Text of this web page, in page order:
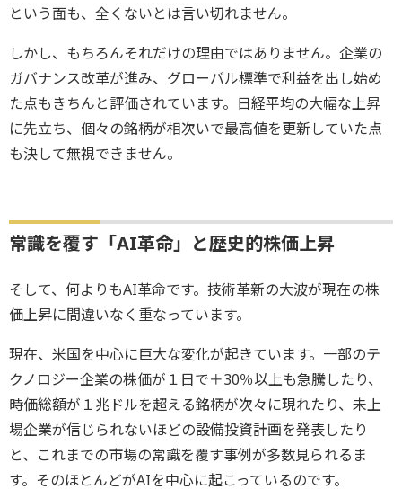
という面も、全くないとは言い切れません。
しかし、もちろんそれだけの理由ではありません。企業の
ガバナンス改革が進み、グローバル標準で利益を出し始め
た点もきちんと評価されています。日経平均の大幅な上昇
に先立ち、個々の銘柄が相次いで最高値を更新していた点
も決して無視できません。
常識を覆す「AI革命」と歴史的株価上昇
そして、何よりもAI革命です。技術革新の大波が現在の株
価上昇に間違いなく重なっています。
現在、米国を中心に巨大な変化が起きています。一部のテ
クノロジー企業の株価が１日で＋30％以上も急騰したり、
時価総額が１兆ドルを超える銘柄が次々に現れたり、未上
場企業が信じられないほどの設備投資計画を発表したり
と、これまでの市場の常識を覆す事例が多数見られるま
す。そのほとんどがAIを中心に起こっているのです。